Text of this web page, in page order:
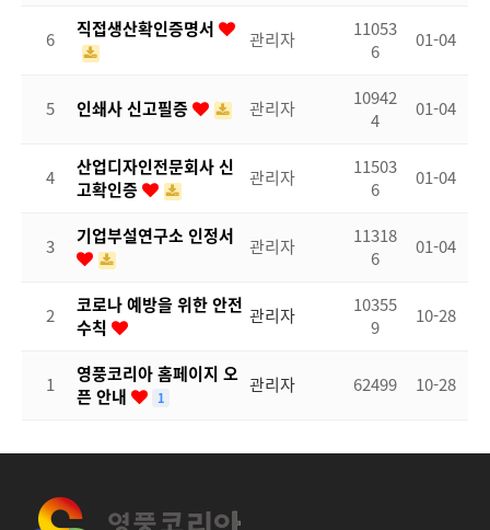
6 직접생산확인증명서 관리자
11053
6
01-04
5 인쇄사 신고필증 관리자
10942
4
01-04
4
산업디자인전문회사 신
고확인증
관리자
11503
6
01-04
3 기업부설연구소 인정서 관리자
11318
6
01-04
2
코로나 예방을 위한 안전
수칙
관리자
10355
9
10-28
1
영풍코리아 홈페이지 오
픈 안내
1
관리자 62499 10-28